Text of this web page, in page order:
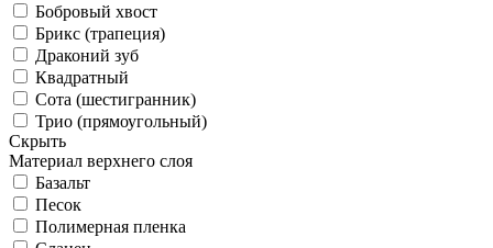
Бобровый хвост
Брикс (трапеция)
Драконий зуб
Квадратный
Сота (шестигранник)
Трио (прямоугольный)
Скрыть
Материал верхнего слоя
Базальт
Песок
Полимерная пленка